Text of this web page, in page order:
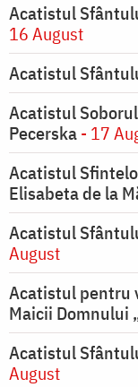
Acatistul
16 August
Acatistul
Acatistul
Pecerska- 17
Acatistul
Elisabeta de la
Acatistul
August
Acatistul pentru
Maicii Domnului
Acatistul
August